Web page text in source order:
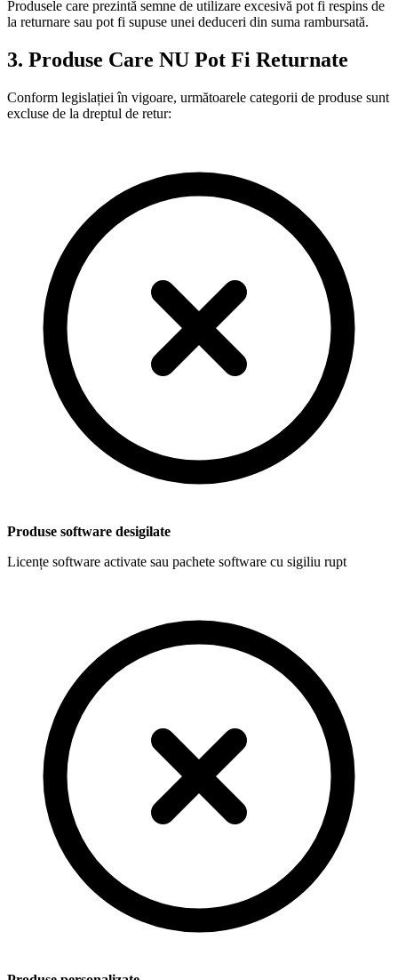
Produsele care prezintă semne de utilizare excesivă pot fi respins de
la returnare sau pot fi supuse unei deduceri din suma rambursată.
3. Produse Care NU Pot Fi Returnate
Conform legislației în vigoare, următoarele categorii de produse sunt
excluse de la dreptul de retur:
Produse software desigilate
Licențe software activate sau pachete software cu sigiliu rupt